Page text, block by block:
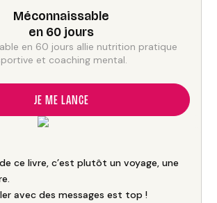
Méconnaissable
en 60 jours
en 60 jours allie nutrition pratique
et coaching mental.
JE ME LANCE
ce livre, c’est plutôt un voyage, une
avec des messages est top !